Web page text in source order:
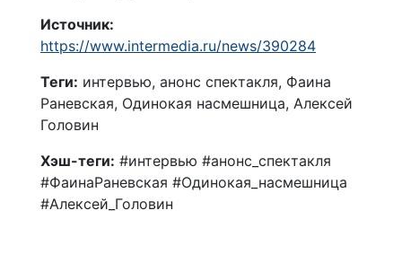
Источник:
https://www.intermedia.ru/news/390284
Теги: интервью, анонс спектакля, Фаина
Раневская, Одинокая насмешница, Алексей
Головин
Хэш-теги: #интервью #анонс_спектакля
#ФаинаРаневская #Одинокая_насмешница
#Алексей_Головин